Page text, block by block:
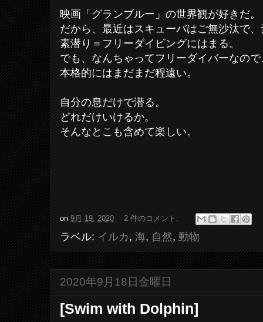
映画「グランブルー」の世界観が好きだ。
だから、最近はスキューバはご無沙汰で
素潜り＝フリーダイビングにはまる。
でも、なんちゃってフリーダイバーなので
本格的にはまだまだ程遠い。
自分の息だけで潜る。
どれだけいけるか。
そんなとこも含めて楽しい。
on 9月 19, 2020 2 件のコメント:
ラベル: イルカ , 海, 自然, 動物
2020年9月18日金曜日
[Swim with Dolphin]